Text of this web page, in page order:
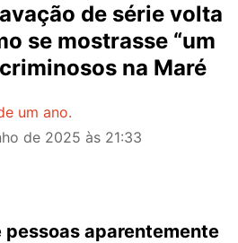
de série volta
se mostrasse “um
na Maré
um ano.
de 2025 às 21:33
pessoas aparentemente